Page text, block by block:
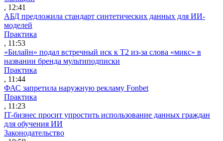
, 12:41
АБД предложила стандарт синтетических данных для ИИ-
моделей
Практика
, 11:53
«Билайн» подал встречный иск к Т2 из-за слова «микс» в
названии бренда мультиподписки
Практика
, 11:44
ФАС запретила наружную рекламу Fonbet
Практика
, 11:23
IT-бизнес просит упростить использование данных граждан
для обучения ИИ
Законодательство